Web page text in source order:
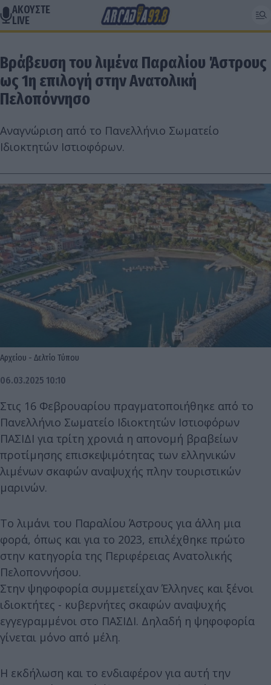
ΑΚΟΥΣΤΕ
LIVE
Βράβευση του λιμένα Παραλίου Άστρους
ως 1η επιλογή στην Ανατολική
Πελοπόννησο
Αναγνώριση από το Πανελλήνιο Σωματείο
Ιδιοκτητών Ιστιοφόρων.
Αρχείου - Δελτίο Τύπου
06.03.2025 10:10
Στις 16 Φεβρουαρίου πραγματοποιήθηκε από το
Πανελλήνιο Σωματείο Ιδιοκτητών Ιστιοφόρων
ΠΑΣΙΔΙ για τρίτη χρονιά η απονομή βραβείων
προτίμησης επισκεψιμότητας των ελληνικών
λιμένων σκαφών αναψυχής πλην τουριστικών
μαρινών.
Το λιμάνι του Παραλίου Άστρους για άλλη μια
φορά, όπως και για το 2023, επιλέχθηκε πρώτο
στην κατηγορία της Περιφέρειας Ανατολικής
Πελοποννήσου.
Στην ψηφοφορία συμμετείχαν Έλληνες και ξένοι
ιδιοκτήτες - κυβερνήτες σκαφών αναψυχής
εγγεγραμμένοι στο ΠΑΣΙΔΙ. Δηλαδή η ψηφοφορία
γίνεται μόνο από μέλη.
Η εκδήλωση και το ενδιαφέρον για αυτή την